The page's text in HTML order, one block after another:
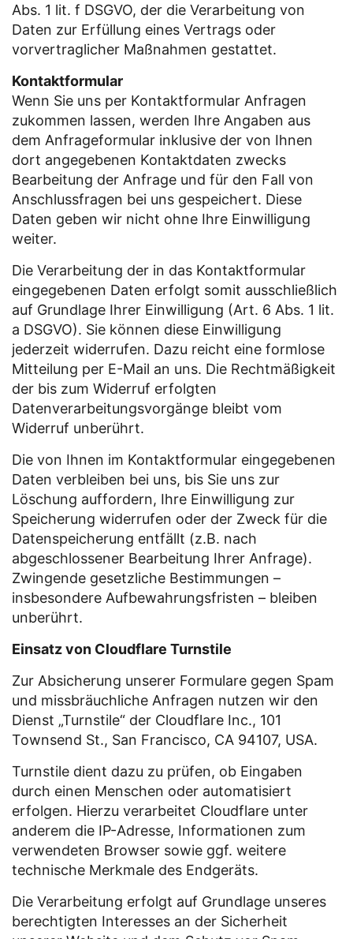
Abs. 1 lit. f DSGVO, der die Verarbeitung von
Daten zur Erfüllung eines Vertrags oder
vorvertraglicher Maßnahmen gestattet.
Kontaktformular
Wenn Sie uns per Kontaktformular Anfragen
zukommen lassen, werden Ihre Angaben aus
dem Anfrageformular inklusive der von Ihnen
dort angegebenen Kontaktdaten zwecks
Bearbeitung der Anfrage und für den Fall von
Anschlussfragen bei uns gespeichert. Diese
Daten geben wir nicht ohne Ihre Einwilligung
weiter.
Die Verarbeitung der in das Kontaktformular
eingegebenen Daten erfolgt somit ausschließlich
auf Grundlage Ihrer Einwilligung (Art. 6 Abs. 1 lit.
a DSGVO). Sie können diese Einwilligung
jederzeit widerrufen. Dazu reicht eine formlose
Mitteilung per E-Mail an uns. Die Rechtmäßigkeit
der bis zum Widerruf erfolgten
Datenverarbeitungsvorgänge bleibt vom
Widerruf unberührt.
Die von Ihnen im Kontaktformular eingegebenen
Daten verbleiben bei uns, bis Sie uns zur
Löschung auffordern, Ihre Einwilligung zur
Speicherung widerrufen oder der Zweck für die
Datenspeicherung entfällt (z.B. nach
abgeschlossener Bearbeitung Ihrer Anfrage).
Zwingende gesetzliche Bestimmungen –
insbesondere Aufbewahrungsfristen – bleiben
unberührt.
Einsatz von Cloudflare Turnstile
Zur Absicherung unserer Formulare gegen Spam
und missbräuchliche Anfragen nutzen wir den
Dienst „Turnstile“ der Cloudflare Inc., 101
Townsend St., San Francisco, CA 94107, USA.
Turnstile dient dazu zu prüfen, ob Eingaben
durch einen Menschen oder automatisiert
erfolgen. Hierzu verarbeitet Cloudflare unter
anderem die IP-Adresse, Informationen zum
verwendeten Browser sowie ggf. weitere
technische Merkmale des Endgeräts.
Die Verarbeitung erfolgt auf Grundlage unseres
berechtigten Interesses an der Sicherheit